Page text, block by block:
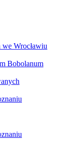
Wrocławiu
Bobolanum